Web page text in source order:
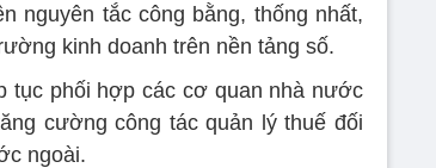
nguyên tắc công bằng, thống nhất,
kinh doanh trên nền tảng số.
tục phối hợp các cơ quan nhà nước
cường công tác quản lý thuế đối
ngoài.